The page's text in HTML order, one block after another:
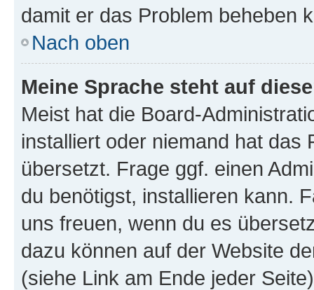
damit er das Problem beheben
Nach oben
Meine Sprache steht auf
Meist hat die Board-
installiert oder niemand hat das
übersetzt. Frage ggf. einen
du benötigst, installieren kann.
uns freuen, wenn du es
dazu können auf der Website
(siehe Link am Ende jeder